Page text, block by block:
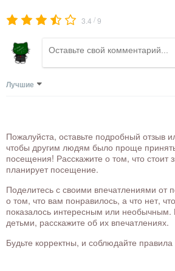
3.4 /9
Лучшие
Пожалуйста, оставьте подробный отзыв
чтобы другим людям было проще
посещения! Расскажите о том, что стоит
планирует посещение.
Поделитесь с своими впечатлениями от
о том, что вам понравилось, а что нет,
показалось интересным или необычным.
детьми, расскажите об их впечатлениях.
Будьте корректны, и соблюдайте